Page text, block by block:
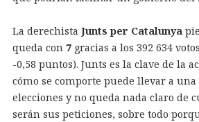
La derechista Junts per Catalunya
queda con 7gracias a los 392 634
-0,58 puntos). Junts es la clave de la
cómo se comporte puede llevar a
elecciones y no queda nada claro de
serán sus peticiones, sobre todo